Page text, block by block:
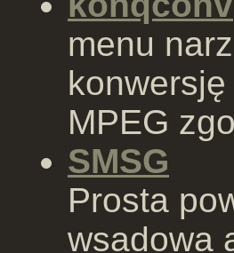
menu
MPEG
SMSG
Prosta
wsadowa